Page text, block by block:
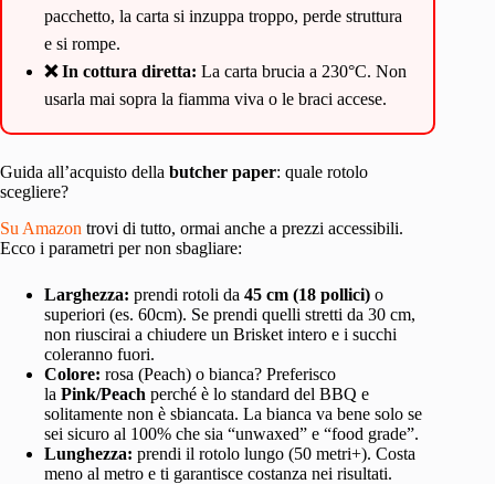
pacchetto, la carta si inzuppa troppo, perde struttura
e si rompe.
❌ In cottura diretta: La carta brucia a 230°C. Non
usarla mai sopra la fiamma viva o le braci accese.
Guida all’acquisto della butcher paper: quale rotolo
scegliere?
Su Amazon trovi di tutto, ormai anche a prezzi accessibili.
Ecco i parametri per non sbagliare:
Larghezza: prendi rotoli da 45 cm (18 pollici) o
superiori (es. 60cm). Se prendi quelli stretti da 30 cm,
non riuscirai a chiudere un Brisket intero e i succhi
coleranno fuori.
Colore: rosa (Peach) o bianca? Preferisco
la Pink/Peach perché è lo standard del BBQ e
solitamente non è sbiancata. La bianca va bene solo se
sei sicuro al 100% che sia “unwaxed” e “food grade”.
Lunghezza: prendi il rotolo lungo (50 metri+). Costa
meno al metro e ti garantisce costanza nei risultati.